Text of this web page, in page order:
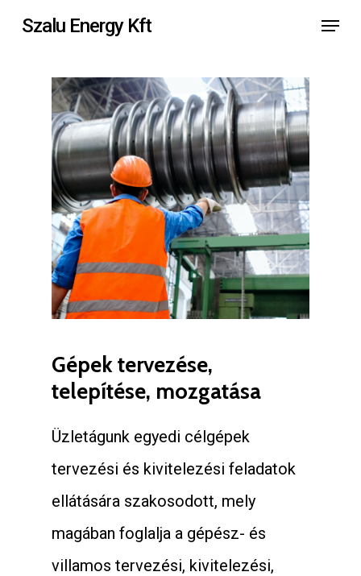
Szalu Energy Kft Menu
Gépek tervezése,
telepítése, mozgatása
Üzletágunk egyedi célgépek
tervezési és kivitelezési feladatok
ellátására szakosodott, mely
magában foglalja a gépész- és
villamos tervezési, kivitelezési,